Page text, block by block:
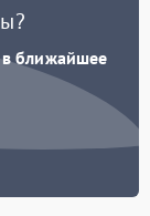
в ближайшее